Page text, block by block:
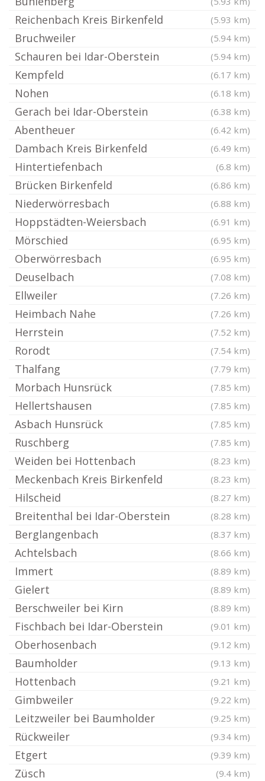
Reichenbach Kreis Birkenfeld (5.93 km)
Bruchweiler (5.94 km)
Schauren bei Idar-Oberstein (5.94 km)
Kempfeld (6.17 km)
Nohen (6.18 km)
Gerach bei Idar-Oberstein (6.38 km)
Abentheuer (6.42 km)
Dambach Kreis Birkenfeld (6.49 km)
Hintertiefenbach (6.8 km)
Brücken Birkenfeld (6.86 km)
Niederwörresbach (6.88 km)
Hoppstädten-Weiersbach (6.91 km)
Mörschied (6.95 km)
Oberwörresbach (6.95 km)
Deuselbach (7.08 km)
Ellweiler (7.26 km)
Heimbach Nahe (7.26 km)
Herrstein (7.52 km)
Rorodt (7.54 km)
Thalfang (7.79 km)
Morbach Hunsrück (7.85 km)
Hellertshausen (7.85 km)
Asbach Hunsrück (7.85 km)
Ruschberg (7.85 km)
Weiden bei Hottenbach (8.23 km)
Meckenbach Kreis Birkenfeld (8.23 km)
Hilscheid (8.27 km)
Breitenthal bei Idar-Oberstein (8.28 km)
Berglangenbach (8.37 km)
Achtelsbach (8.66 km)
Immert (8.89 km)
Gielert (8.89 km)
Berschweiler bei Kirn (8.89 km)
Fischbach bei Idar-Oberstein (9.01 km)
Oberhosenbach (9.12 km)
Baumholder (9.13 km)
Hottenbach (9.21 km)
Gimbweiler (9.22 km)
Leitzweiler bei Baumholder (9.25 km)
Rückweiler (9.34 km)
Etgert (9.39 km)
Züsch (9.4 km)